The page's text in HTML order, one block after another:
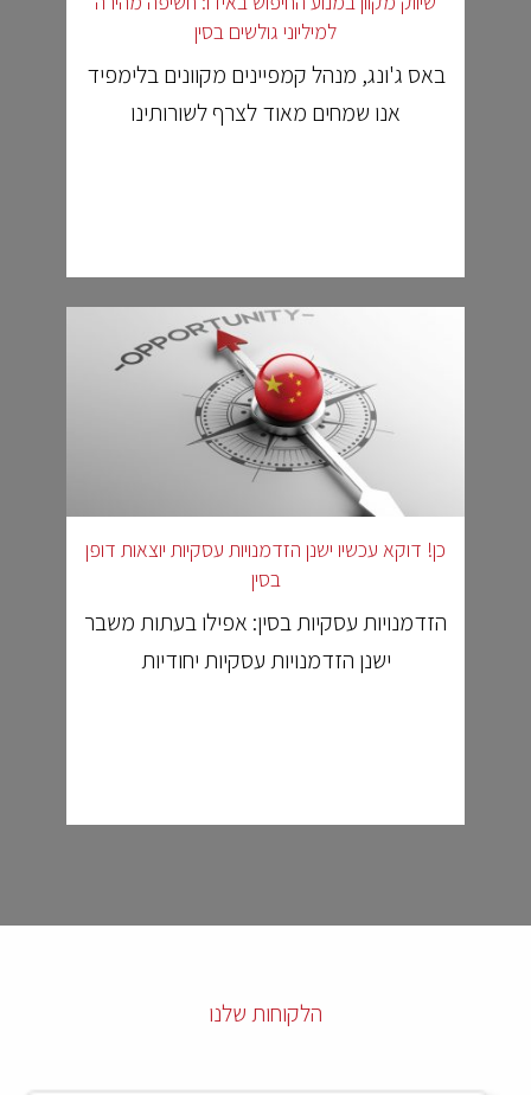
למיליוני גולשים בסין
באס ג'ונג, מנהל קמפיינים מקוונים בלימפיד
אנו שמחים מאוד לצרף לשורותינו
כן! דוקא עכשיו ישנן הזדמנויות עסקיות יוצאות דופן
בסין
הזדמנויות עסקיות בסין: אפילו בעתות משבר
ישנן הזדמנויות עסקיות יחודיות
הלקוחות שלנו